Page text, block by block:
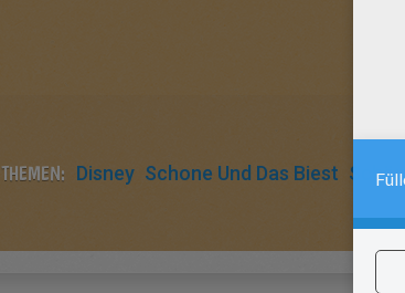
THEMEN: Disney Schone Und Das Biest